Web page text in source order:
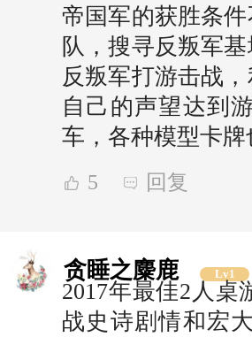
帝国军的获胜条
队，搜寻反叛军
反叛军打游击战
自己的声望达到
车，各种模型卡
5 回复
贪睡之麋鹿 Lv1
2017年最佳2人
战史诗剧情和宏